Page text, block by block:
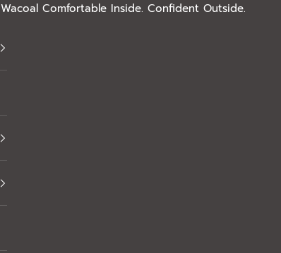
Wacoal Comfortable Inside. Confident Outside.